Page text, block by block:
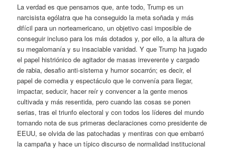
La verdad es que pensamos que, ante todo, Trump es un
narcisista ególatra que ha conseguido la meta soñada y más
difícil para un norteamericano, un objetivo casi imposible de
conseguir incluso para los más dotados y, por ello, a la altura de
su megalomanía y su insaciable vanidad. Y que Trump ha jugado
el papel histriónico de agitador de masas irreverente y cargado
de rabia, desafio anti-sistema y humor socarrón; es decir, el
papel de comedia y espectáculo que le convenía para llegar,
impactar, seducir, hacer reír y convencer a la gente menos
cultivada y más resentida, pero cuando las cosas se ponen
serias, tras el triunfo electoral y con todos los líderes del mundo
tomando nota de sus primeras declaraciones como presidente de
EEUU, se olvida de las patochadas y mentiras con que embarró
la campaña y hace un típico discurso de normalidad institucional